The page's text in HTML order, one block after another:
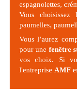
espagnolettes,
Vous
paumelles,
Vous l’aurez
pour une fenêtre
vos choix. Si
l'entreprise AMF